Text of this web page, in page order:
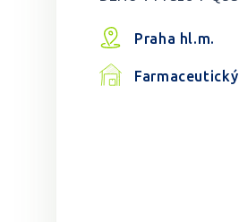
Praha hl.m.